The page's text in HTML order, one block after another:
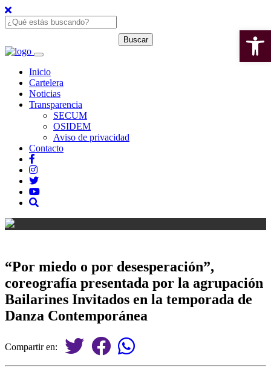
Inicio
Cartelera
Noticias
Transparencia
SECUM
OSIDEM
Aviso de privacidad
Contacto
“Por miedo o por desesperación”,
coreografía presentada por la agrupación
Bailarines Invitados en la temporada de
Danza Contemporánea
Compartir en: